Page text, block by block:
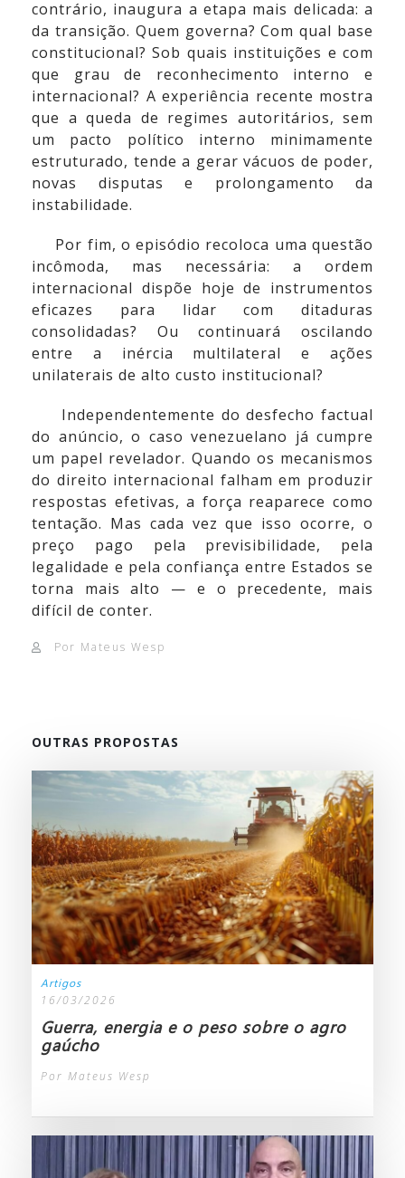
contrário, inaugura a etapa mais delicada: a
da transição. Quem governa? Com qual base
constitucional? Sob quais instituições e com
que grau de reconhecimento interno e
internacional? A experiência recente mostra
que a queda de regimes autoritários, sem
um pacto político interno minimamente
estruturado, tende a gerar vácuos de poder,
novas disputas e prolongamento da
instabilidade.
Por fim, o episódio recoloca uma questão
incômoda, mas necessária: a ordem
internacional dispõe hoje de instrumentos
eficazes para lidar com ditaduras
consolidadas? Ou continuará oscilando
entre a inércia multilateral e ações
unilaterais de alto custo institucional?
Independentemente do desfecho factual
do anúncio, o caso venezuelano já cumpre
um papel revelador. Quando os mecanismos
do direito internacional falham em produzir
respostas efetivas, a força reaparece como
tentação. Mas cada vez que isso ocorre, o
preço pago pela previsibilidade, pela
legalidade e pela confiança entre Estados se
torna mais alto — e o precedente, mais
difícil de conter.
Por Mateus Wesp
OUTRAS PROPOSTAS
Artigos
16/03/2026
Guerra, energia e o peso sobre o agro
gaúcho
Por Mateus Wesp